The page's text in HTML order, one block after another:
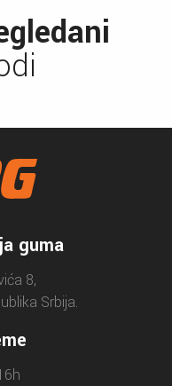
guma
8,
Srbija.